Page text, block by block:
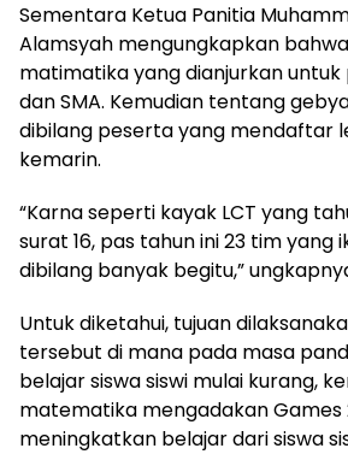
Sementara Ketua Panitia
Alamsyah mengungkapkan
matimatika yang dianjurkan untuk
dan SMA. Kemudian tentang
dibilang peserta yang mendaftar
kemarin.
“Karna seperti kayak LCT yang
surat 16, pas tahun ini 23 tim yang
dibilang banyak begitu,”
Untuk diketahui, tujuan
tersebut di mana pada masa
belajar siswa siswi mulai kurang,
matematika mengadakan Games
meningkatkan belajar dari siswa